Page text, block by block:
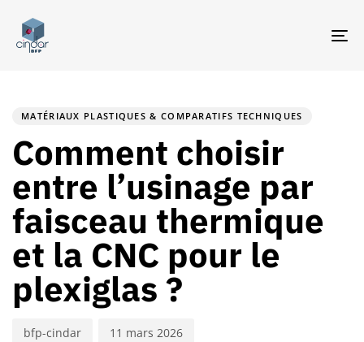
MATÉRIAUX PLASTIQUES & COMPARATIFS TECHNIQUES
Comment choisir
entre l’usinage par
faisceau thermique
et la CNC pour le
plexiglas ?
bfp-cindar 11 mars 2026